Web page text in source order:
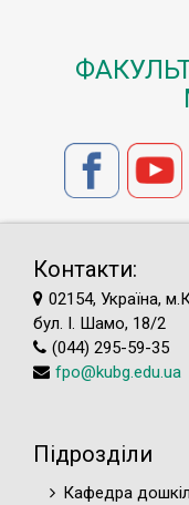
Контакти:
02154, Україна,
бул. І. Шамо, 18/2
(044) 295-59-35
fpo@kubg.edu.ua
Підрозділи
Кафедра